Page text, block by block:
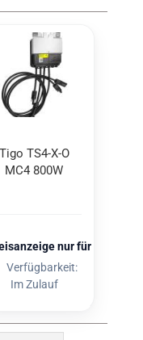
Kunden
Tigo TS4-​X-O
MC4 800W
nur für
Verfügbarkeit:
Im Zulauf